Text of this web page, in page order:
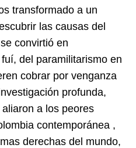
transformado a un
las causas del
convirtió en
del paramilitarismo en
cobrar por venganza
profunda,
a los peores
contemporánea ,
derechas del mundo,